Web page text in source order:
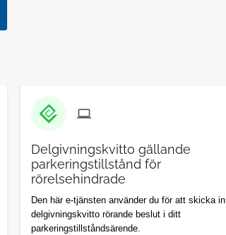
Delgivningskvitto gällande
parkeringstillstånd för
rörelsehindrade
Den här e-tjänsten använder du för att skicka in
delgivningskvitto rörande beslut i ditt
parkeringstillståndsärende.